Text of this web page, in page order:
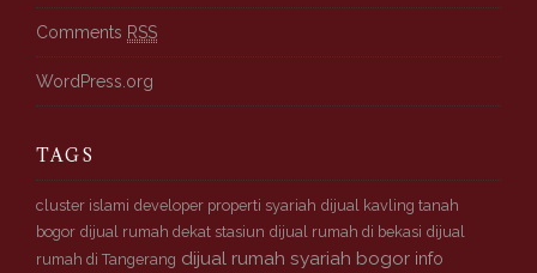
k
k
r
y
i
Comments RSS
WordPress.org
TAGS
cluster islami developer properti syariah dijual kavling tanah
bogor dijual rumah dekat stasiun dijual rumah di bekasi dijual
rumah di Tangerang dijual rumah syariah bogor info